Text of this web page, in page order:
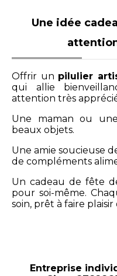
Une idée
Offrir un pilulier
qui allie
attention très
Une maman ou
beaux objets.
Une amie soucieuse
de compléments
Un cadeau de fête
pour soi-même.
soin, prêt à faire
Entreprise